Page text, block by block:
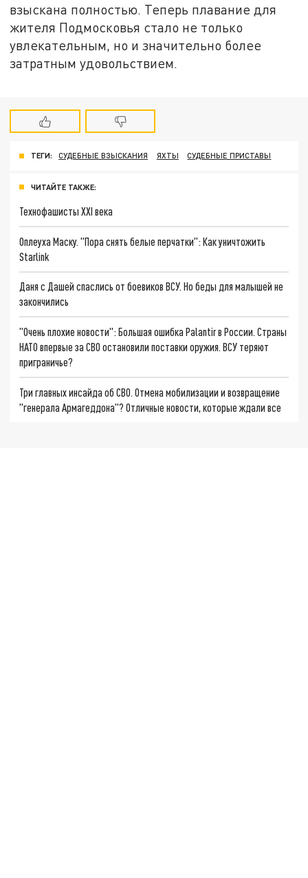
взыскана полностью. Теперь плавание для
жителя Подмосковья стало не только
увлекательным, но и значительно более
затратным удовольствием.
ТЕГИ: СУДЕБНЫЕ ВЗЫСКАНИЯ ЯХТЫ СУДЕБНЫЕ ПРИСТАВЫ
ЧИТАЙТЕ ТАКЖЕ:
Технофашисты XXI века
Оплеуха Маску. "Пора снять белые перчатки": Как уничтожить
Starlink
Даня с Дашей спаслись от боевиков ВСУ. Но беды для малышей не
закончились
"Очень плохие новости": Большая ошибка Palantir в России. Страны
НАТО впервые за СВО остановили поставки оружия. ВСУ теряют
приграничье?
Три главных инсайда об СВО. Отмена мобилизации и возвращение
"генерала Армагеддона"? Отличные новости, которые ждали все